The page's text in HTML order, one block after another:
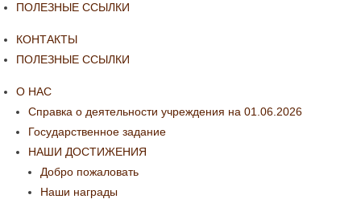
ПОЛЕЗНЫЕ ССЫЛКИ
КОНТАКТЫ
ПОЛЕЗНЫЕ ССЫЛКИ
О НАС
Справка о деятельности учреждения на 01.06.2026
Государственное задание
НАШИ ДОСТИЖЕНИЯ
Добро пожаловать
Наши награды